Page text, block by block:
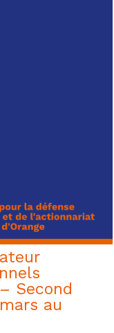
Second
au